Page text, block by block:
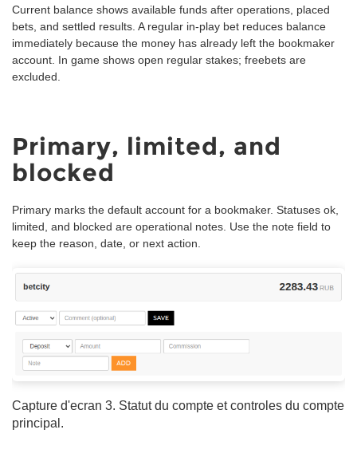
Current balance shows available funds after operations, placed
bets, and settled results. A regular in-play bet reduces balance
immediately because the money has already left the bookmaker
account. In game shows open regular stakes; freebets are
excluded.
Primary, limited, and
blocked
Primary marks the default account for a bookmaker. Statuses ok,
limited, and blocked are operational notes. Use the note field to
keep the reason, date, or next action.
Capture d'ecran 3. Statut du compte et controles du compte
principal.